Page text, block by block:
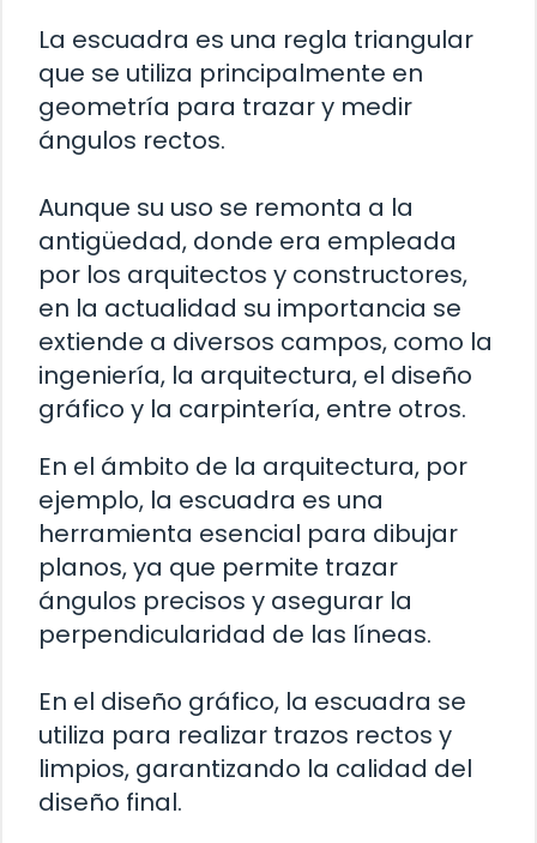
La escuadra es una regla triangular
que se utiliza principalmente en
geometría para trazar y medir
ángulos rectos.
Aunque su uso se remonta a la
antigüedad, donde era empleada
por los arquitectos y constructores,
en la actualidad su importancia se
extiende a diversos campos, como la
ingeniería, la arquitectura, el diseño
gráfico y la carpintería, entre otros.
En el ámbito de la arquitectura, por
ejemplo, la escuadra es una
herramienta esencial para dibujar
planos, ya que permite trazar
ángulos precisos y asegurar la
perpendicularidad de las líneas.
En el diseño gráfico, la escuadra se
utiliza para realizar trazos rectos y
limpios, garantizando la calidad del
diseño final.